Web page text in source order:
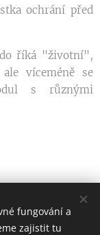
ochrání před
říká "životní",
víceméně se
s různými
fungování a
zajistit tu